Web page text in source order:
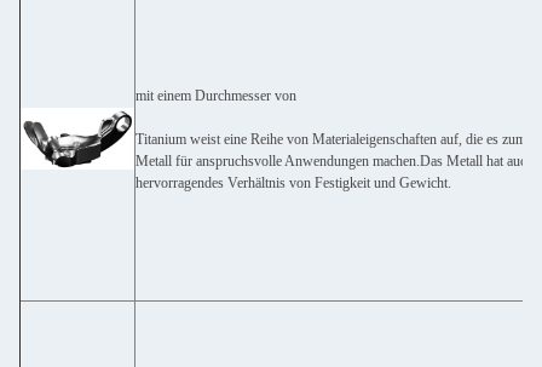
mit einem Durchmesser von
Titanium weist eine Reihe von Materialeigenschaften auf, die es zum
Metall für anspruchsvolle Anwendungen machen.Das Metall hat auch
hervorragendes Verhältnis von Festigkeit und Gewicht.